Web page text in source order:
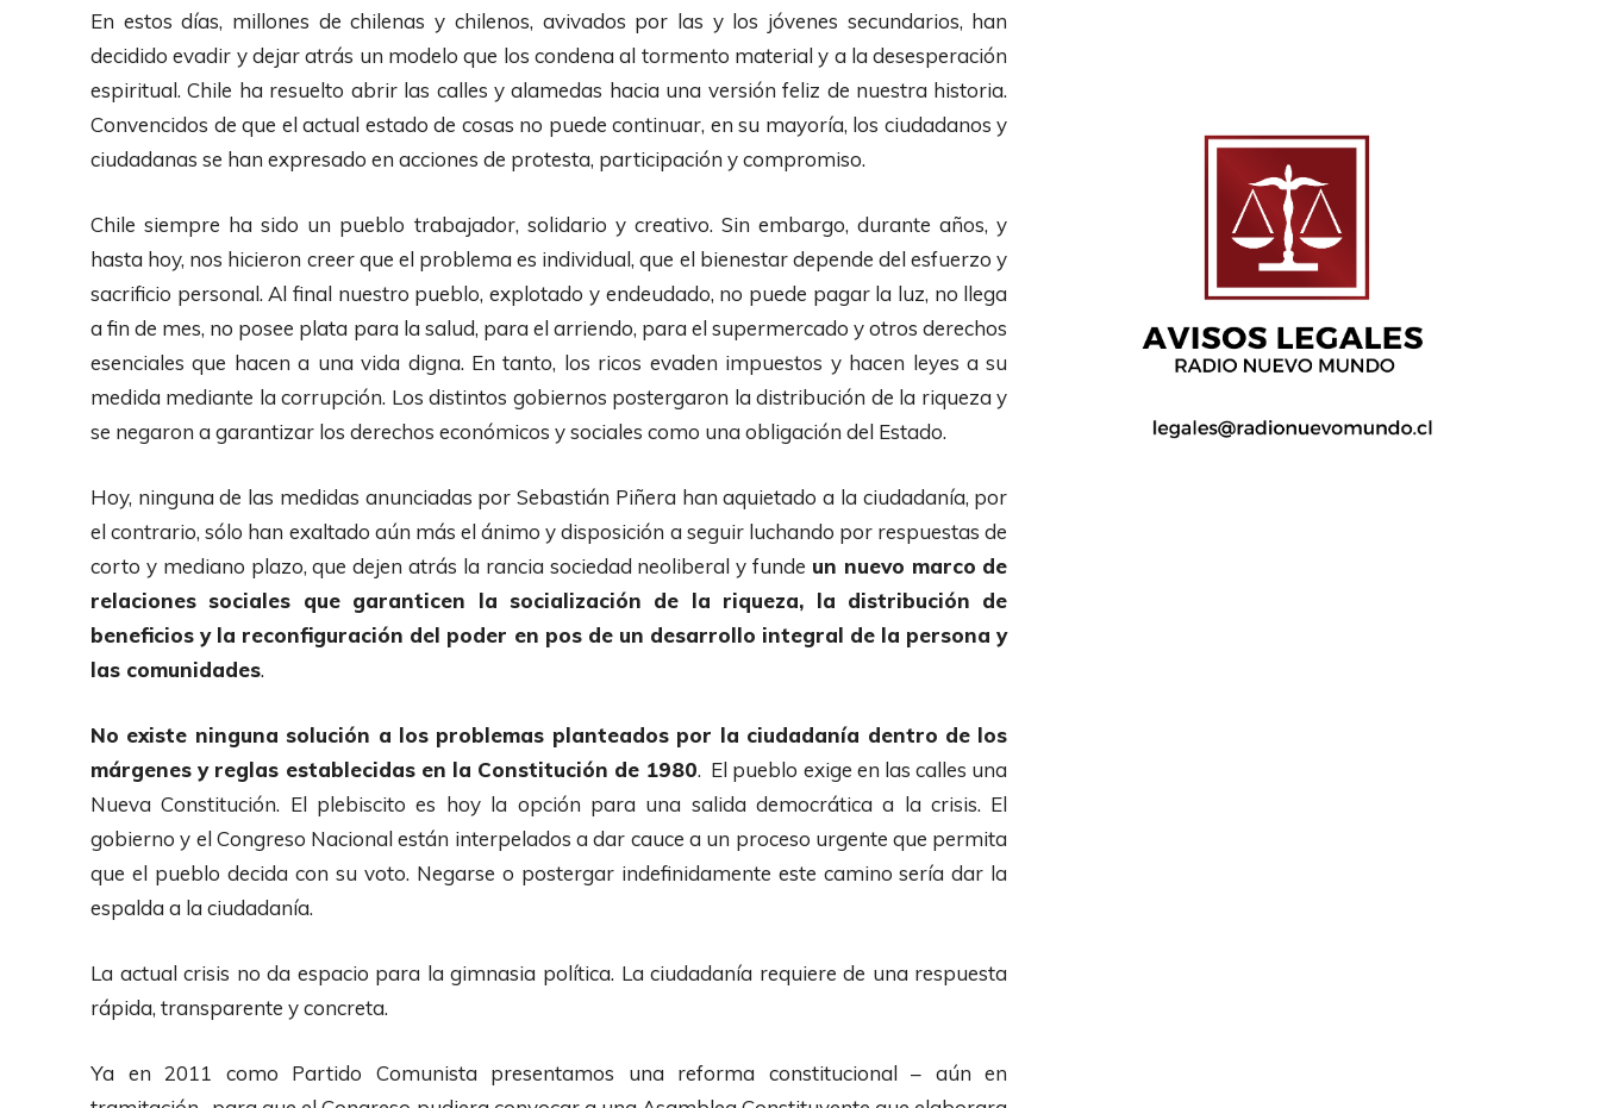
En estos días, millones de chilenas y chilenos, avivados por las y los jóvenes secundarios, han
decidido evadir y dejar atrás un modelo que los condena al tormento material y a la desesperación
espiritual. Chile ha resuelto abrir las calles y alamedas hacia una versión feliz de nuestra historia.
Convencidos de que el actual estado de cosas no puede continuar, en su mayoría, los ciudadanos y
ciudadanas se han expresado en acciones de protesta, participación y compromiso.
Chile siempre ha sido un pueblo trabajador, solidario y creativo. Sin embargo, durante años, y
hasta hoy, nos hicieron creer que el problema es individual, que el bienestar depende del esfuerzo y
sacrificio personal. Al final nuestro pueblo, explotado y endeudado, no puede pagar la luz, no llega
a fin de mes, no posee plata para la salud, para el arriendo, para el supermercado y otros derechos
esenciales que hacen a una vida digna. En tanto, los ricos evaden impuestos y hacen leyes a su
medida mediante la corrupción. Los distintos gobiernos postergaron la distribución de la riqueza y
se negaron a garantizar los derechos económicos y sociales como una obligación del Estado.
Hoy, ninguna de las medidas anunciadas por Sebastián Piñera han aquietado a la ciudadanía, por
el contrario, sólo han exaltado aún más el ánimo y disposición a seguir luchando por respuestas de
corto y mediano plazo, que dejen atrás la rancia sociedad neoliberal y funde un nuevo marco de
relaciones sociales que garanticen la socialización de la riqueza, la distribución de
beneficios y la reconfiguración del poder en pos de un desarrollo integral de la persona y
las comunidades.
No existe ninguna solución a los problemas planteados por la ciudadanía dentro de los
márgenes y reglas establecidas en la Constitución de 1980. El pueblo exige en las calles una
Nueva Constitución. El plebiscito es hoy la opción para una salida democrática a la crisis. El
gobierno y el Congreso Nacional están interpelados a dar cauce a un proceso urgente que permita
que el pueblo decida con su voto. Negarse o postergar indefinidamente este camino sería dar la
espalda a la ciudadanía.
La actual crisis no da espacio para la gimnasia política. La ciudadanía requiere de una respuesta
rápida, transparente y concreta.
Ya en 2011 como Partido Comunista presentamos una reforma constitucional – aún en